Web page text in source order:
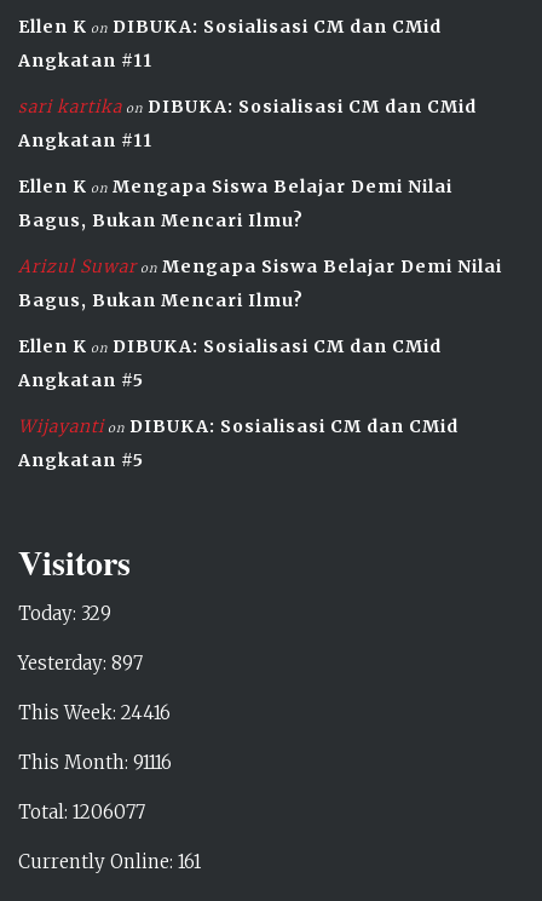
Ellen K on DIBUKA: Sosialisasi CM dan CMid
Angkatan #11
sari kartika on DIBUKA: Sosialisasi CM dan CMid
Angkatan #11
Ellen K on Mengapa Siswa Belajar Demi Nilai
Bagus, Bukan Mencari Ilmu?
Arizul Suwaron Mengapa Siswa Belajar Demi Nilai
Bagus, Bukan Mencari Ilmu?
Ellen K on DIBUKA: Sosialisasi CM dan CMid
Angkatan #5
Wijayanti on DIBUKA: Sosialisasi CM dan CMid
Angkatan #5
Visitors
Today: 329
Yesterday: 897
This Week: 24416
This Month: 91116
Total: 1206077
Currently Online: 161